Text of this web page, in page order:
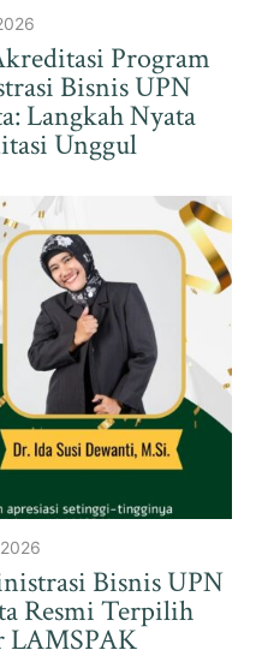
Program
Bisnis UPN
Langkah Nyata
Unggul
Bisnis UPN
Resmi Terpilih
LAMSPAK